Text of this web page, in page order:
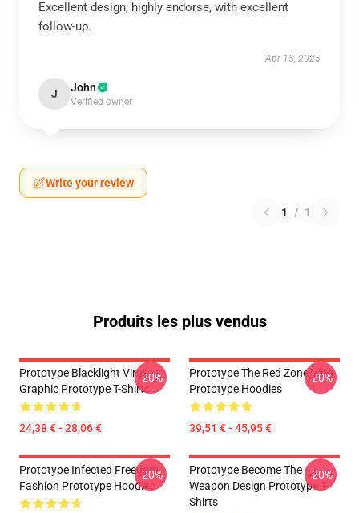
Excellent design, highly endorse, with excellent
follow-up.
Apr 15, 2025
J John
Verified owner
Write your review
1 / 1
Produits les plus vendus
Prototype Blacklight Virus
Graphic Prototype T-Shirts
24,38 € - 28,06 €
-20%
Prototype The Red Zone Vibe
Prototype Hoodies
39,51 € - 45,95 €
-20%
Prototype Infected Freedom
Fashion Prototype Hoodies
-20%
Prototype Become The
Weapon Design Prototype T-
Shirts
-20%